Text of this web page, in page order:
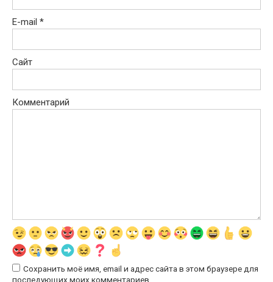
E-mail *
Сайт
Комментарий
Сохранить моё имя, email и адрес сайта в этом браузере для
последующих моих комментариев.